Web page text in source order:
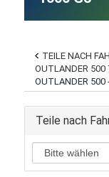
TEILE NACH
OUTLANDER 500
OUTLANDER 500 -
Teile nach